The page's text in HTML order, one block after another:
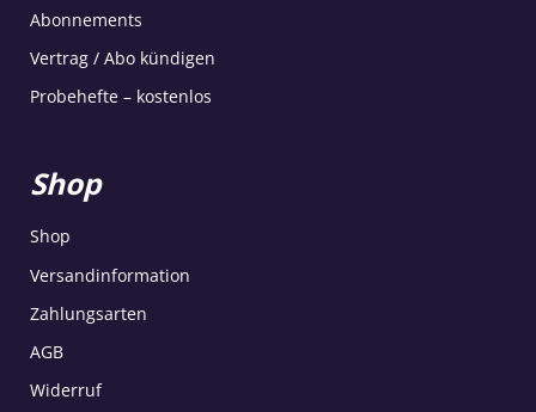
Abonnements
Vertrag / Abo kündigen
Probehefte – kostenlos
Shop
Shop
Versandinformation
Zahlungsarten
AGB
Widerruf